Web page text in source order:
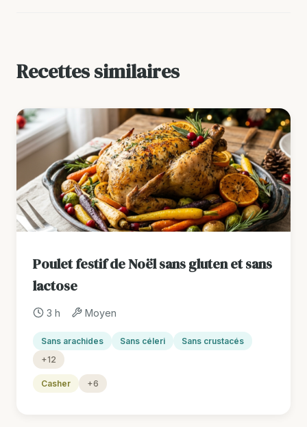
Recettes similaires
Poulet festif de Noël sans gluten et sans
lactose
3 h Moyen
Sans arachides Sans céleri
Sans crustacés
+12
Casher +6